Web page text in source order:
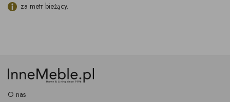
za metr bieżący.
O nas